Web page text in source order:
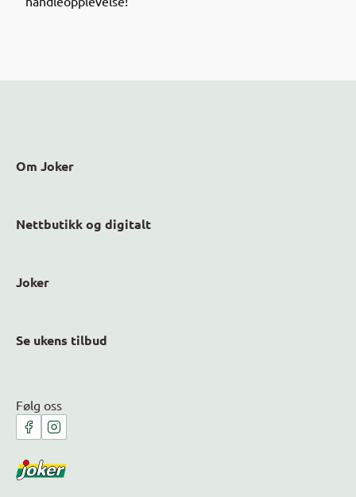
butikker!
Om Joker
Nettbutikk og digitalt
Joker
Se ukens tilbud
Følg oss